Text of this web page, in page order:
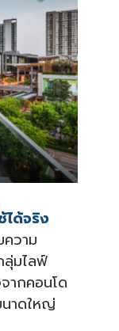
ได้จริง
วาม
ลุ่มไลฟ์
ากคอนโด
นาดใหญ่